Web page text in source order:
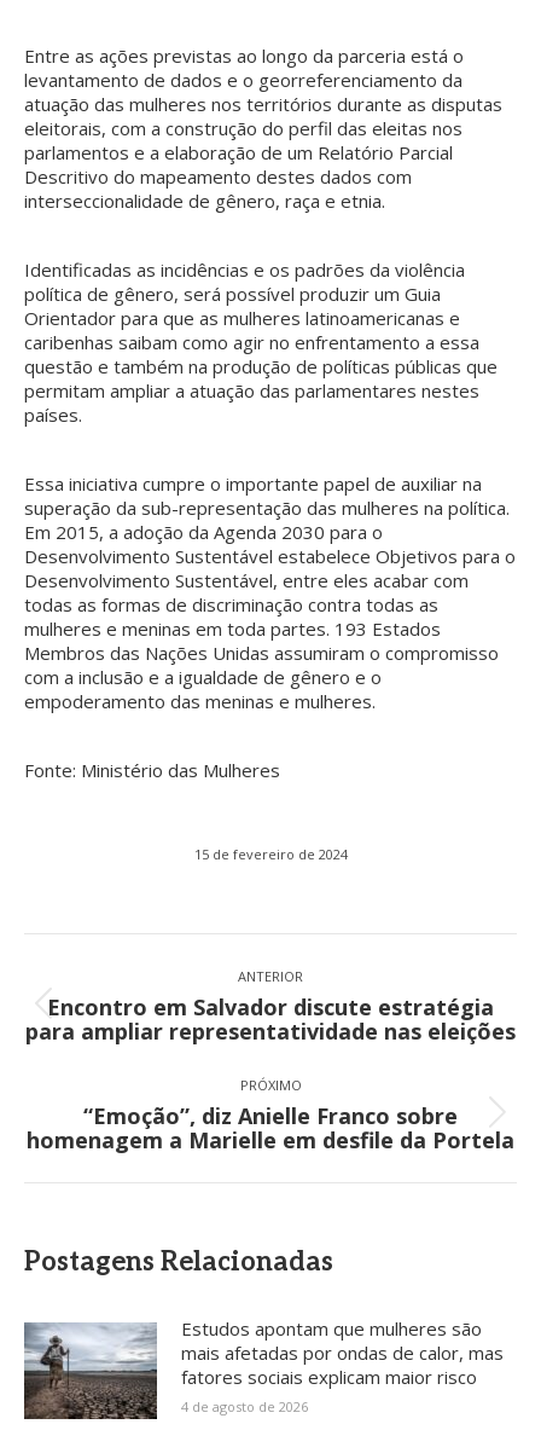
Entre as ações previstas ao longo da parceria está o
levantamento de dados e o georreferenciamento da
atuação das mulheres nos territórios durante as disputas
eleitorais, com a construção do perfil das eleitas nos
parlamentos e a elaboração de um Relatório Parcial
Descritivo do mapeamento destes dados com
interseccionalidade de gênero, raça e etnia.
Identificadas as incidências e os padrões da violência
política de gênero, será possível produzir um Guia
Orientador para que as mulheres latinoamericanas e
caribenhas saibam como agir no enfrentamento a essa
questão e também na produção de políticas públicas que
permitam ampliar a atuação das parlamentares nestes
países.
Essa iniciativa cumpre o importante papel de auxiliar na
superação da sub-representação das mulheres na política.
Em 2015, a adoção da Agenda 2030 para o
Desenvolvimento Sustentável estabelece Objetivos para o
Desenvolvimento Sustentável, entre eles acabar com
todas as formas de discriminação contra todas as
mulheres e meninas em toda partes. 193 Estados
Membros das Nações Unidas assumiram o compromisso
com a inclusão e a igualdade de gênero e o
empoderamento das meninas e mulheres.
Fonte: Ministério das Mulheres
15 de fevereiro de 2024
de
post:
ANTERIOR
Post
anterior:
Encontro em Salvador discute estratégia
para ampliar representatividade nas eleições
PRÓXIMO
Próximo
post:
“Emoção”, diz Anielle Franco sobre
homenagem a Marielle em desfile da Portela
Postagens Relacionadas
Estudos apontam que mulheres são
mais afetadas por ondas de calor, mas
fatores sociais explicam maior risco
4 de agosto de 2026